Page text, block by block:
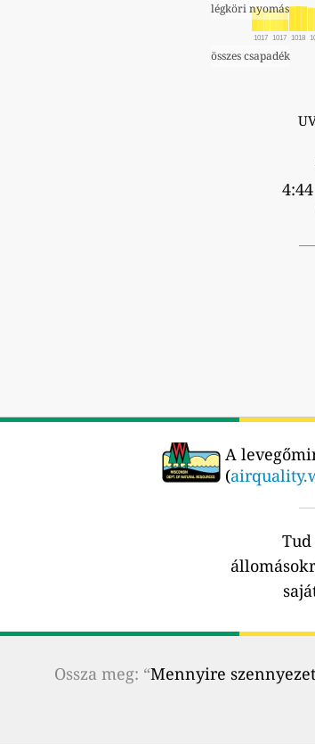
légköri nyomás
1017 1017 1018
összes csapadék
A
(
Ossza meg: “Mennyire